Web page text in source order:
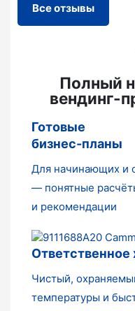
Все отзывы
Полный
вендинг-
Готовые
бизнес-планы
Для начинающих и
— понятные
и рекомендации
Ответственное
Чистый,
температуры и